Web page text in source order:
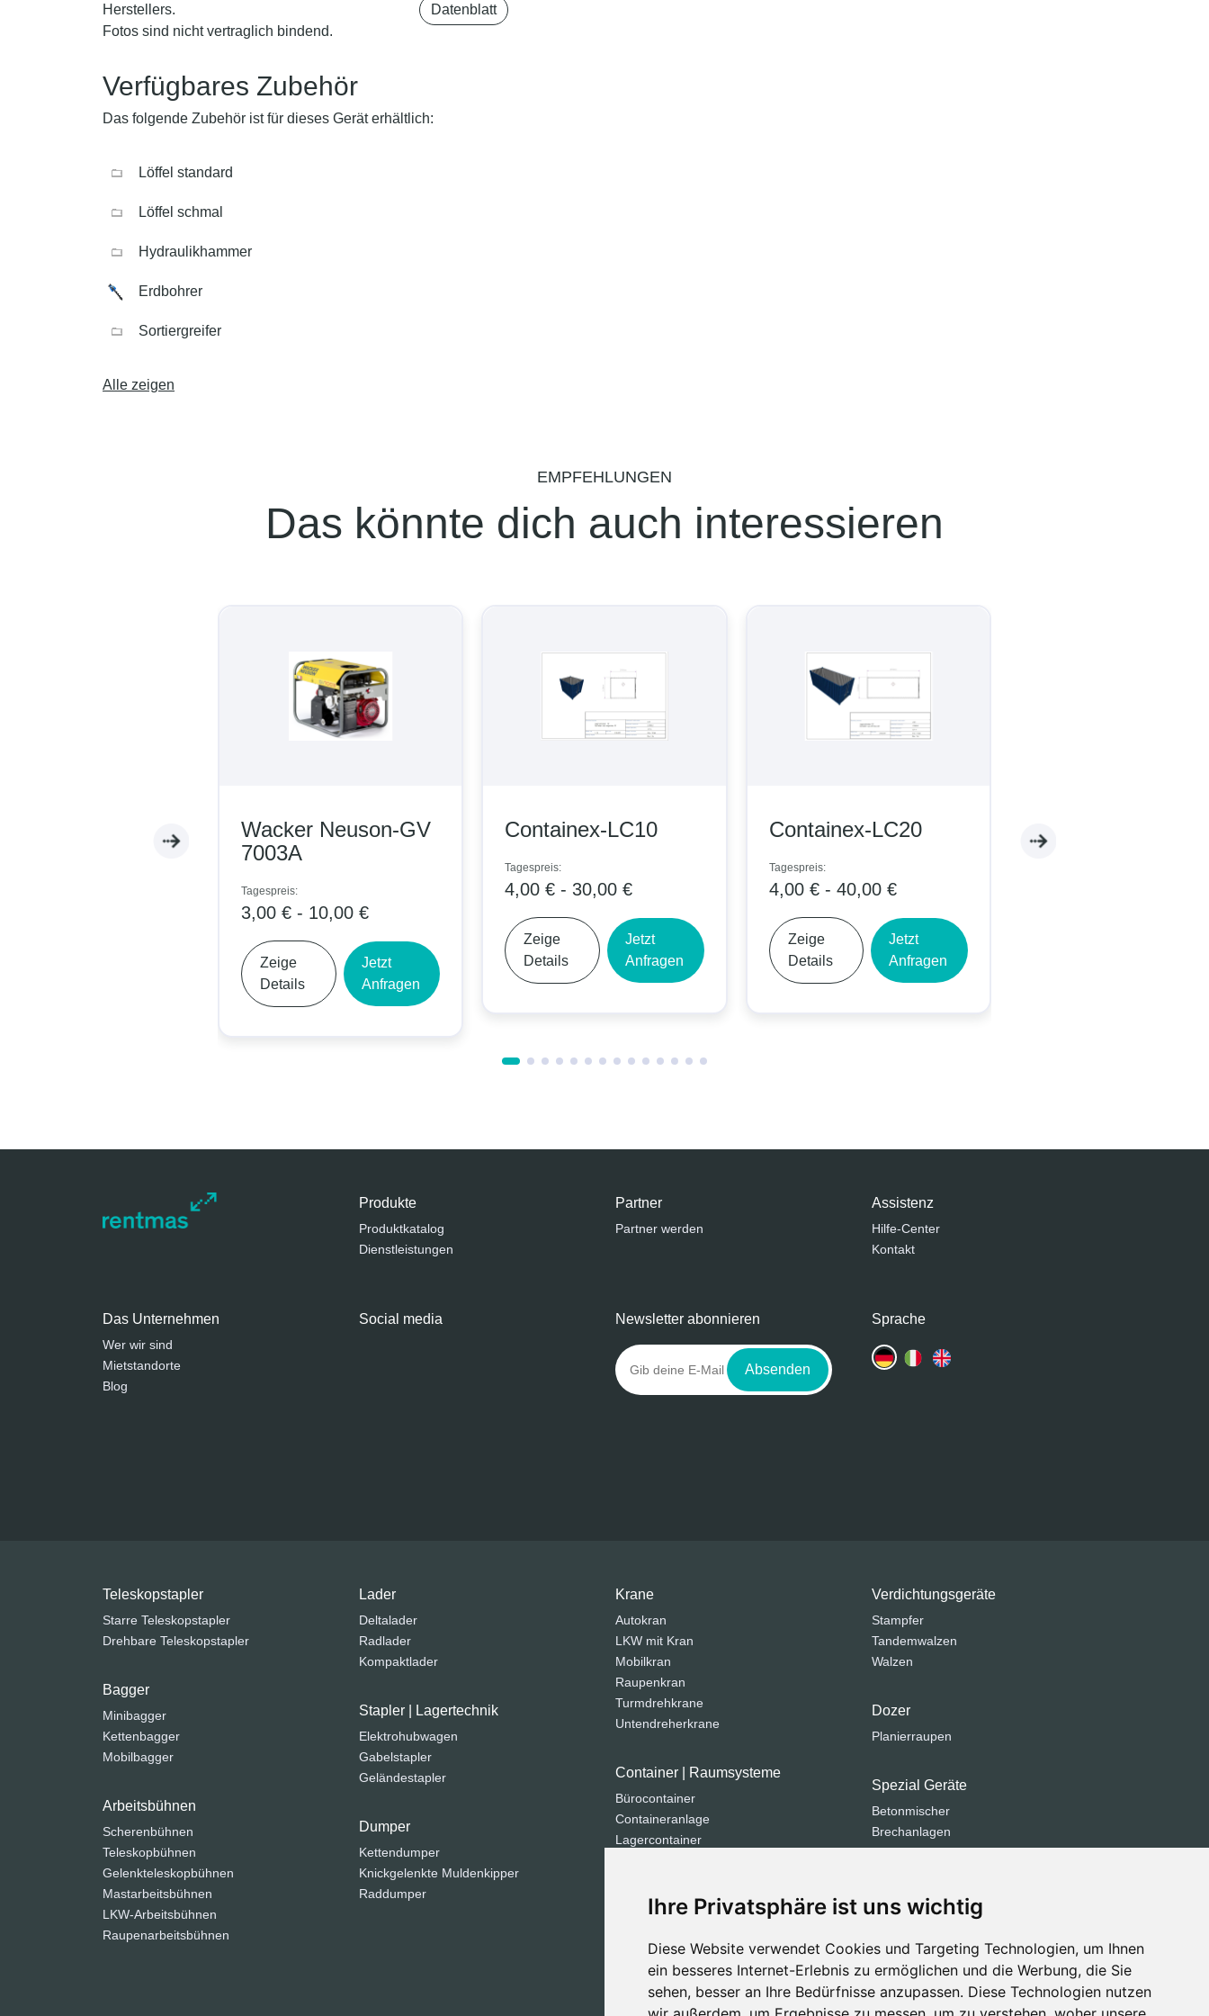
Ihre Privatsphäre ist uns wichtig
Diese Website verwendet Cookies und Targeting Technologien, um Ihnen
ein besseres Internet-Erlebnis zu ermöglichen und die Werbung, die Sie
sehen, besser an Ihre Bedürfnisse anzupassen. Diese Technologien nutzen
Herstellers.
Fotos sind nicht vertraglich bindend.
Datenblatt
Verfügbares Zubehör
Das folgende Zubehör ist für dieses Gerät erhältlich:
Löffel standard
Löffel schmal
Hydraulikhammer
Erdbohrer
Sortiergreifer
Alle zeigen
EMPFEHLUNGEN
Das könnte dich auch interessieren
Wacker Neuson-GV
7003A
Tagespreis:
3,00 € - 10,00 €
Zeige
Details
Jetzt
Anfragen
Containex-LC10
Tagespreis:
4,00 € - 30,00 €
Zeige
Details
Jetzt
Anfragen
Containex-LC20
Tagespreis:
4,00 € - 40,00 €
Zeige
Details
Jetzt
Anfragen
Containex-WC05
Produkte
Produktkatalog
Dienstleistungen
Partner
Partner werden
Assistenz
Hilfe-Center
Kontakt
Das Unternehmen
Wer wir sind
Mietstandorte
Blog
Social media Newsletter abonnieren
Absenden
Sprache
Teleskopstapler
Starre Teleskopstapler
Drehbare Teleskopstapler
Bagger
Minibagger
Kettenbagger
Mobilbagger
Arbeitsbühnen
Scherenbühnen
Teleskopbühnen
Gelenkteleskopbühnen
Mastarbeitsbühnen
LKW-Arbeitsbühnen
Raupenarbeitsbühnen
Lader
Deltalader
Radlader
Kompaktlader
Stapler | Lagertechnik
Elektrohubwagen
Gabelstapler
Geländestapler
Dumper
Kettendumper
Knickgelenkte Muldenkipper
Raddumper
Krane
Autokran
LKW mit Kran
Mobilkran
Raupenkran
Turmdrehkrane
Untendreherkrane
Container | Raumsysteme
Bürocontainer
Containeranlage
Lagercontainer
Generatoren
Kompressoren
Lichtmasten
Verdichtungsgeräte
Stampfer
Tandemwalzen
Walzen
Dozer
Planierraupen
Spezial Geräte
Betonmischer
Brechanlagen
Grabenfräse
Kommunaltechnik
Siebanlage
Straßenfräsen